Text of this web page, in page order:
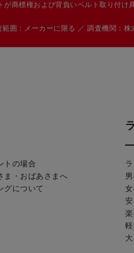
商標権および背負いベルト取り付け
囲：メーカーに限る ／ 調査機関：株
トの場合
ま・おばあさまへ
グについて